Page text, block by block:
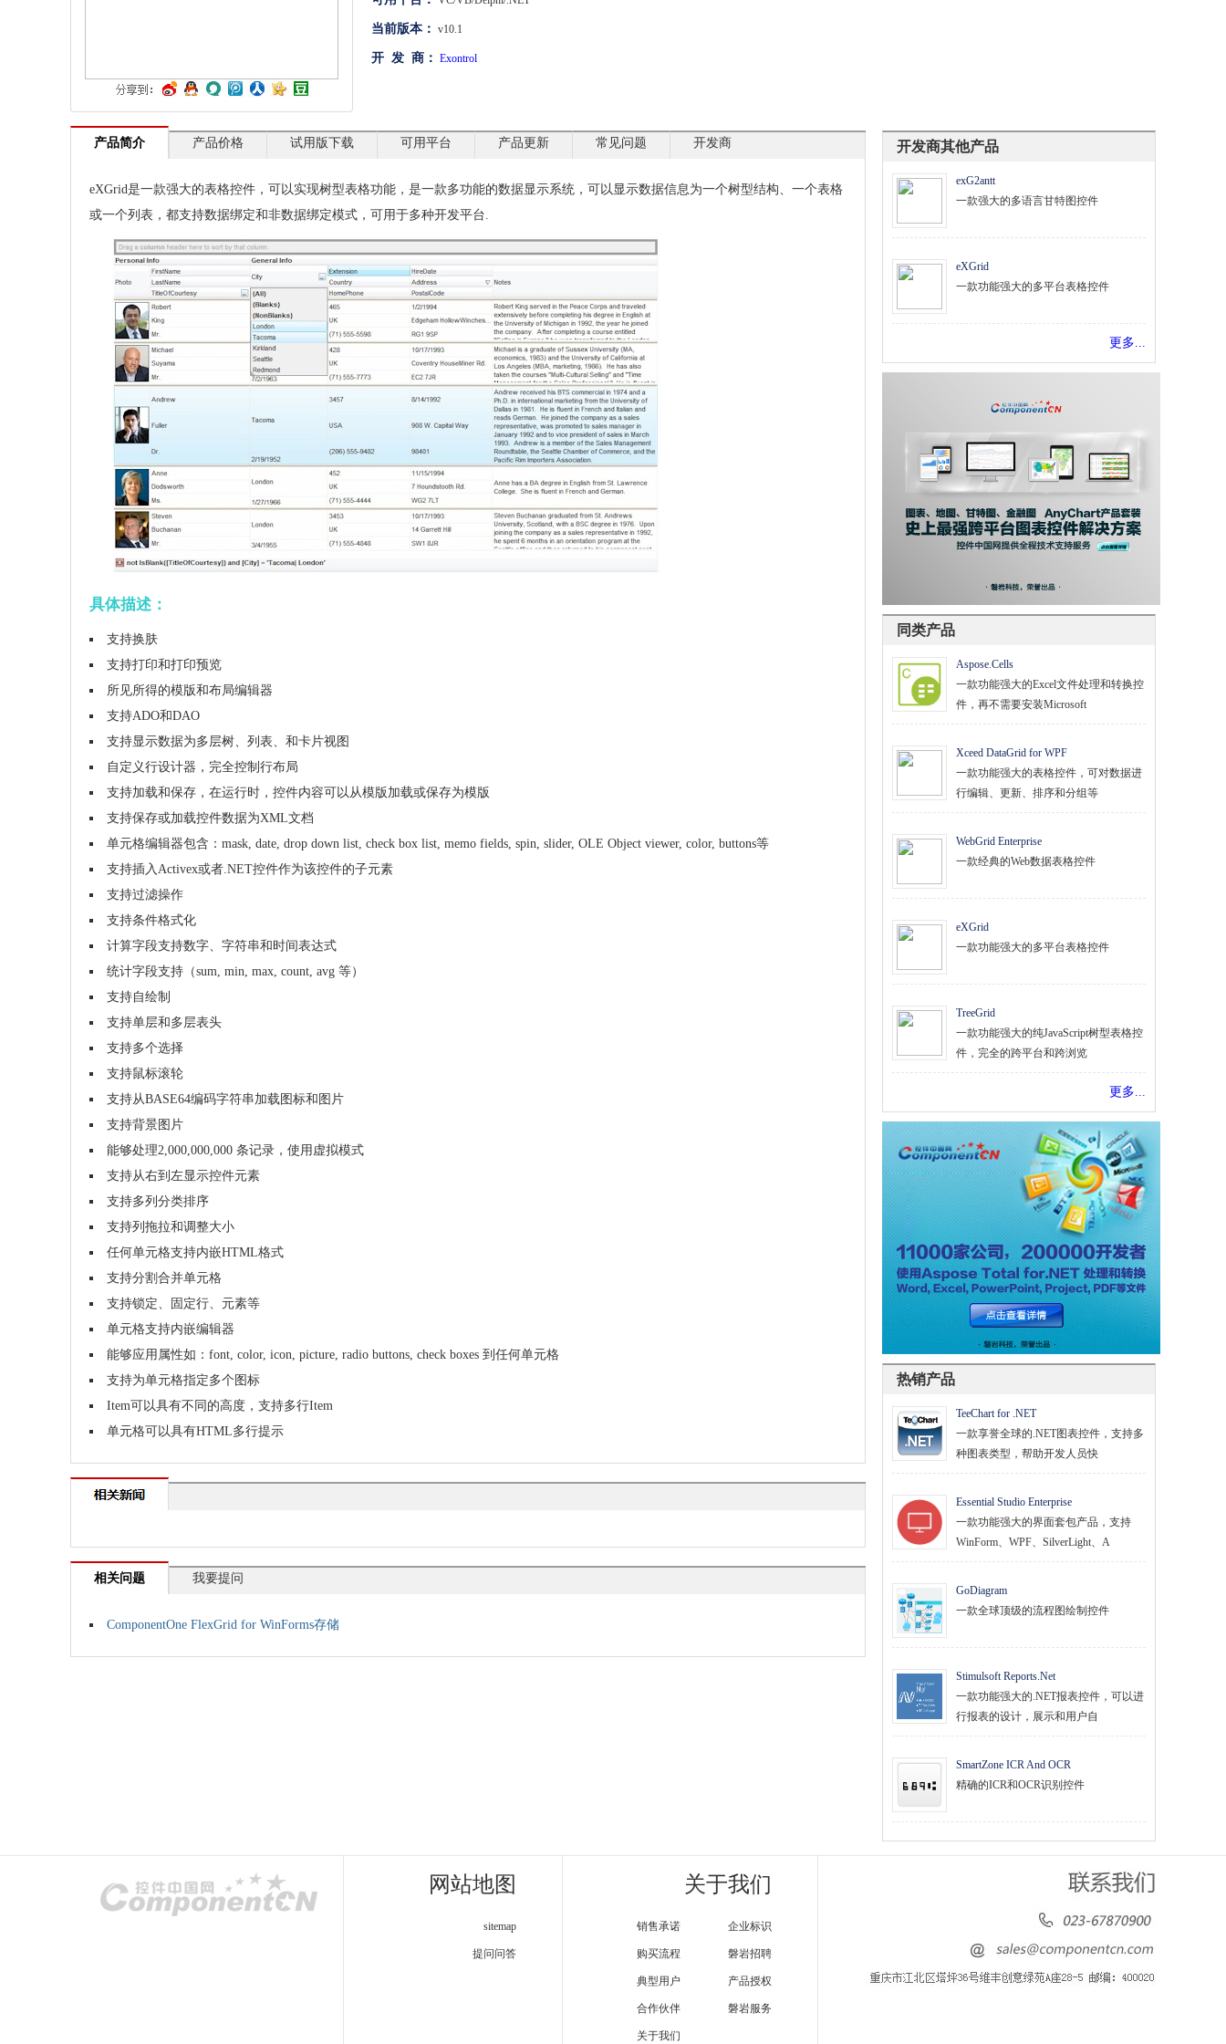
项目管理与业务逻辑
网络通讯
智能设备开发
其它
当前版本： v10.1
开 发 商： Exontrol
产品简介 产品价格 试用版下载 可用平台 产品更新 常见问题 开发商
eXGrid是一款强大的表格控件，可以实现树型表格功能，是一款多功能的数据显示系统，可以显示数据信息为一个树型结构、一个表格
或一个列表，都支持数据绑定和非数据绑定模式，可用于多种开发平台.
具体描述：
支持换肤
支持打印和打印预览
所见所得的模版和布局编辑器
支持ADO和DAO
支持显示数据为多层树、列表、和卡片视图
自定义行设计器，完全控制行布局
支持加载和保存，在运行时，控件内容可以从模版加载或保存为模版
支持保存或加载控件数据为XML文档
单元格编辑器包含：mask, date, drop down list, check box list, memo fields, spin, slider, OLE Object viewer, color, buttons等
支持插入Activex或者.NET控件作为该控件的子元素
支持过滤操作
支持条件格式化
计算字段支持数字、字符串和时间表达式
统计字段支持（sum, min, max, count, avg 等）
支持自绘制
支持单层和多层表头
支持多个选择
支持鼠标滚轮
支持从BASE64编码字符串加载图标和图片
支持背景图片
能够处理2,000,000,000 条记录，使用虚拟模式
支持从右到左显示控件元素
支持多列分类排序
支持列拖拉和调整大小
任何单元格支持内嵌HTML格式
支持分割合并单元格
支持锁定、固定行、元素等
单元格支持内嵌编辑器
能够应用属性如：font, color, icon, picture, radio buttons, check boxes 到任何单元格
支持为单元格指定多个图标
Item可以具有不同的高度，支持多行Item
单元格可以具有HTML多行提示
相关问题 我要提问
ComponentOne FlexGrid for WinForms存储
开发商其他产品
exG2antt
一款强大的多语言甘特图控件
eXGrid
一款功能强大的多平台表格控件
更多...
同类产品
Aspose.Cells
一款功能强大的Excel文件处理和转换控
件，再不需要安装Microsoft
Xceed DataGrid for WPF
一款功能强大的表格控件，可对数据进
行编辑、更新、排序和分组等
WebGrid Enterprise
一款经典的Web数据表格控件
eXGrid
一款功能强大的多平台表格控件
TreeGrid
一款功能强大的纯JavaScript树型表格控
件，完全的跨平台和跨浏览
更多...
热销产品
TeeChart for .NET
一款享誉全球的.NET图表控件，支持多
种图表类型，帮助开发人员快
Essential Studio Enterprise
一款功能强大的界面套包产品，支持
WinForm、WPF、SilverLight、A
GoDiagram
一款全球顶级的流程图绘制控件
Stimulsoft Reports.Net
一款功能强大的.NET报表控件，可以进
行报表的设计，展示和用户自
SmartZone ICR And OCR
精确的ICR和OCR识别控件
网站地图
sitemap
提问问答
关于我们
企业标识
磐岩招聘
产品授权
磐岩服务
销售承诺
购买流程
典型用户
合作伙伴
关于我们